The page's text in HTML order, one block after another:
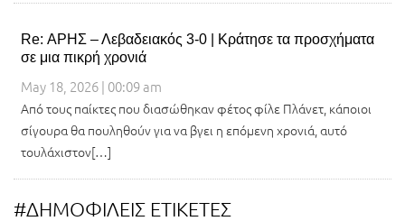
Re: ΑΡΗΣ – Λεβαδειακός 3-0 | Κράτησε τα προσχήματα
σε μια πικρή χρονιά
May 18, 2026 | 00:09 am
Από τους παίκτες που διασώθηκαν φέτος φίλε Πλάνετ, κάποιοι
σίγουρα θα πουληθούν για να βγει η επόμενη χρονιά, αυτό
τουλάχιστον[…]
#ΔΗΜΟΦΙΛΕΙΣ ΕΤΙΚΕΤΕΣ